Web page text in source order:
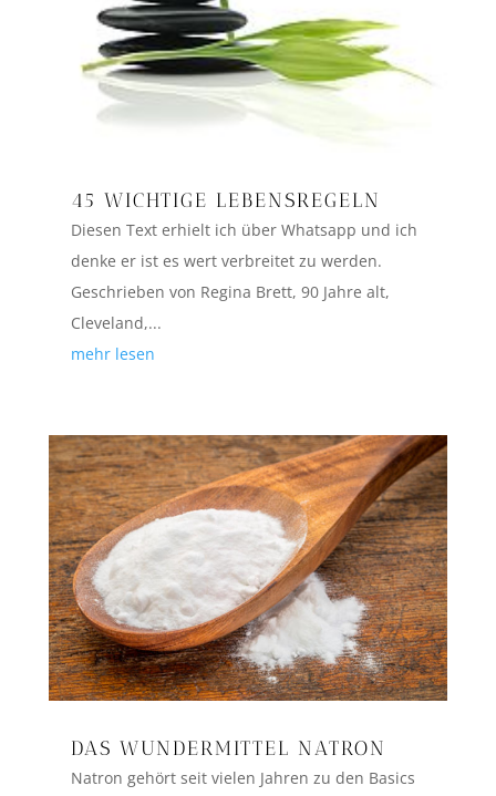
45 WICHTIGE LEBENSREGELN
Diesen Text erhielt ich über Whatsapp und ich
denke er ist es wert verbreitet zu werden.
Geschrieben von Regina Brett, 90 Jahre alt,
Cleveland,...
mehr lesen
DAS WUNDERMITTEL NATRON
Natron gehört seit vielen Jahren zu den Basics